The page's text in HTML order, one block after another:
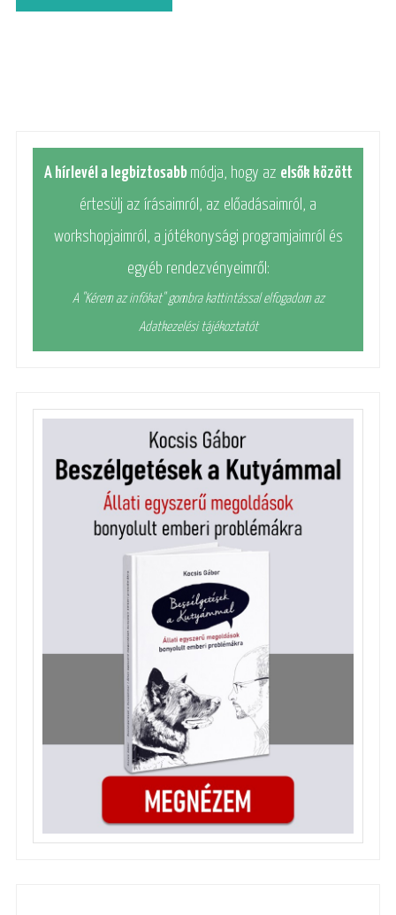
A hírlevél a legbiztosabb módja, hogy az elsők között
értesülj az írásaimról, az előadásaimról, a
workshopjaimról, a jótékonysági programjaimról és
egyéb rendezvényeimről:
A "Kérem az infókat" gombra kattintással elfogadom az
Adatkezelési tájékoztatót